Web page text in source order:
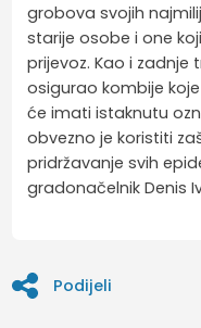
grobova svojih
starije osobe i one
prijevoz. Kao i zadnje
osigurao kombije
će imati istaknutu
obvezno je koristiti
pridržavanje svih
gradonačelnik Denis
Podijeli